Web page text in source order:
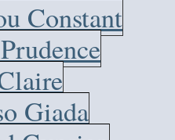
Constant
Giada